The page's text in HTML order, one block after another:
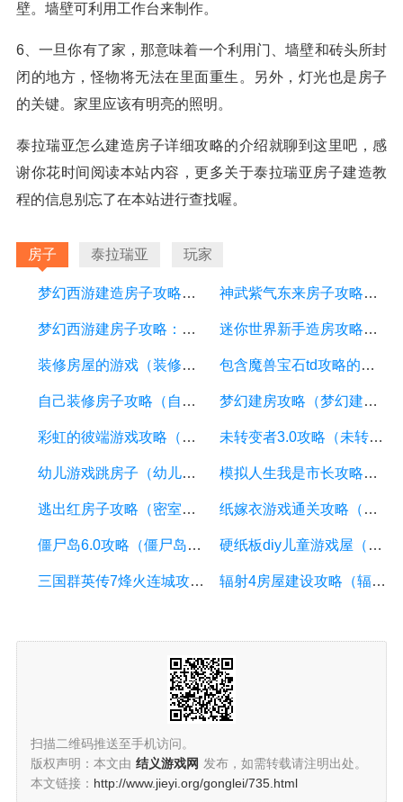
壁。墙壁可利用工作台来制作。
6、一旦你有了家，那意味着一个利用门、墙壁和砖头所封
闭的地方，怪物将无法在里面重生。另外，灯光也是房子
的关键。家里应该有明亮的照明。
泰拉瑞亚怎么建造房子详细攻略的介绍就聊到这里吧，感
谢你花时间阅读本站内容，更多关于泰拉瑞亚房子建造教
程的信息别忘了在本站进行查找喔。
房子 泰拉瑞亚 玩家
梦幻西游建造房子攻略：详细游戏攻略方面的描述 神武紫气东来房子攻略：打造属于你的豪华府第
梦幻西游建房子攻略：打造你的梦想家园 迷你世界新手造房攻略（迷你世界造房子怎么造的好看）
装修房屋的游戏（装修房子的游戏） 包含魔兽宝石td攻略的词条
自己装修房子攻略（自己如何装修房子） 梦幻建房攻略（梦幻建房攻略图解）
彩虹的彼端游戏攻略（彩虹的彼端橙光游戏攻略） 未转变者3.0攻略（未转变者玩法攻略）
幼儿游戏跳房子（幼儿游戏跳房子新玩法） 模拟人生我是市长攻略（模拟人生市民会死吗）
逃出红房子攻略（密室逃脱之逃出红房子） 纸嫁衣游戏通关攻略（纸嫁衣游戏攻略全部关卡）
僵尸岛6.0攻略（僵尸岛418） 硬纸板diy儿童游戏屋（用纸板做游戏）
三国群英传7烽火连城攻略（三国群英传7烽火连城17攻略） 辐射4房屋建设攻略（辐射4房子怎么建造）
扫描二维码推送至手机访问。
版权声明：本文由 结义游戏网 发布，如需转载请注明出处。
本文链接： http://www.jieyi.org/gonglei/735.html